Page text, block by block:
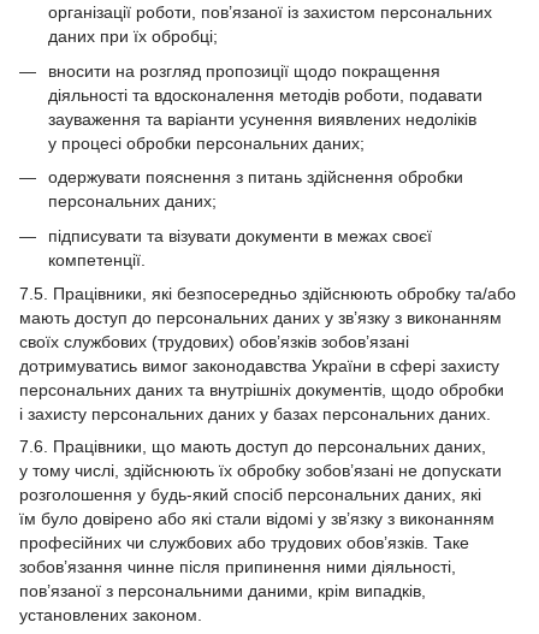
організації роботи, пов’язаної із захистом персональних
даних при їх обробці;
вносити на розгляд пропозиції щодо покращення
діяльності та вдосконалення методів роботи, подавати
зауваження та варіанти усунення виявлених недоліків
у процесі обробки персональних даних;
одержувати пояснення з питань здійснення обробки
персональних даних;
підписувати та візувати документи в межах своєї
компетенції.
7.5. Працівники, які безпосередньо здійснюють обробку та/або
мають доступ до персональних даних у зв’язку з виконанням
своїх службових (трудових) обов’язків зобов’язані
дотримуватись вимог законодавства України в сфері захисту
персональних даних та внутрішніх документів, щодо обробки
і захисту персональних даних у базах персональних даних.
7.6. Працівники, що мають доступ до персональних даних,
у тому числі, здійснюють їх обробку зобов’язані не допускати
розголошення у будь-який спосіб персональних даних, які
їм було довірено або які стали відомі у зв’язку з виконанням
професійних чи службових або трудових обов’язків. Таке
зобов’язання чинне після припинення ними діяльності,
пов’язаної з персональними даними, крім випадків,
установлених законом.